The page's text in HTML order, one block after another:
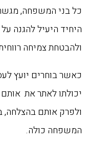
כל בני המשפחה,
היחיד היעיל להגנה
ולהבטחת צמיחה
כאשר בוחרים יועץ
יכולתו לאתר את
ולפרק אותם
המשפחה כולה.